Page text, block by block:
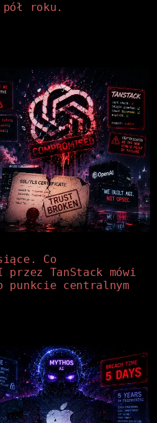
roku.
Co
przez TanStack mówi
centralnym